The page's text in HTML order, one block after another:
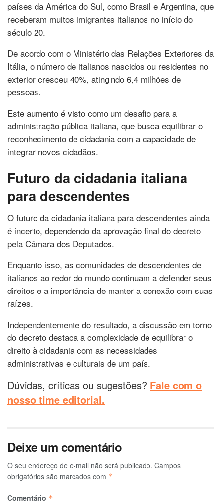
países da América do Sul, como Brasil e Argentina, que
receberam muitos imigrantes italianos no início do
século 20.
De acordo com o Ministério das Relações Exteriores da
Itália, o número de italianos nascidos ou residentes no
exterior cresceu 40%, atingindo 6,4 milhões de
pessoas.
Este aumento é visto como um desafio para a
administração pública italiana, que busca equilibrar o
reconhecimento de cidadania com a capacidade de
integrar novos cidadãos.
Futuro da cidadania italiana
para descendentes
O futuro da cidadania italiana para descendentes ainda
é incerto, dependendo da aprovação final do decreto
pela Câmara dos Deputados.
Enquanto isso, as comunidades de descendentes de
italianos ao redor do mundo continuam a defender seus
direitos e a importância de manter a conexão com suas
raízes.
Independentemente do resultado, a discussão em torno
do decreto destaca a complexidade de equilibrar o
direito à cidadania com as necessidades
administrativas e culturais de um país.
Dúvidas, críticas ou sugestões? Fale com o
nosso time editorial.
Deixe um comentário
O seu endereço de e-mail não será publicado. Campos
obrigatórios são marcados com *
Comentário *